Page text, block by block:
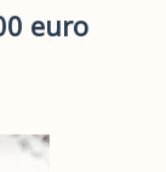
euro